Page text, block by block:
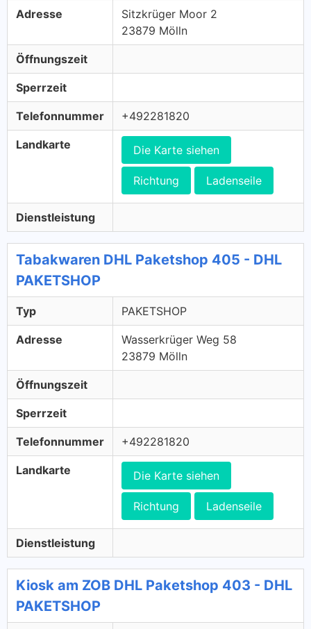
Adresse
Sitzkrüger Moor 2
23879 Mölln
Öffnungszeit
Sperrzeit
Telefonnummer +492281820
Landkarte Die Karte siehen
Richtung Ladenseile
Dienstleistung
Tabakwaren DHL Paketshop 405 - DHL
PAKETSHOP
Typ PAKETSHOP
Adresse
Wasserkrüger Weg 58
23879 Mölln
Öffnungszeit
Sperrzeit
Telefonnummer +492281820
Landkarte Die Karte siehen
Richtung Ladenseile
Dienstleistung
Kiosk am ZOB DHL Paketshop 403 - DHL
PAKETSHOP